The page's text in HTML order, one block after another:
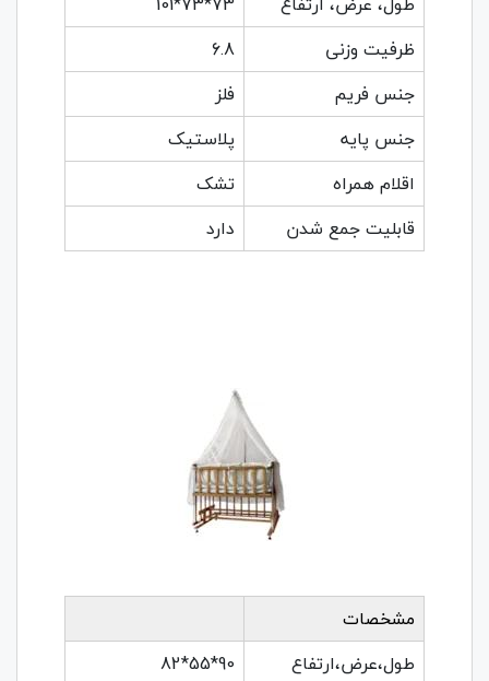
ظرفیت وزنی
6.8
جنس فریم
فلز
جنس پایه
پلاستیک
اقلام همراه
تشک
قابلیت جمع شدن
دارد
مشخصات
طول،عرض،ارتفاع
90*55*82